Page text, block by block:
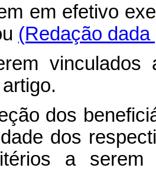
em efetivo
(Redação dada
vinculados
dos
dos
a serem